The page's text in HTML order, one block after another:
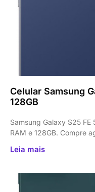
Celular Samsung
128GB
Samsung Galaxy S25
RAM e 128GB. Compre
Leia mais